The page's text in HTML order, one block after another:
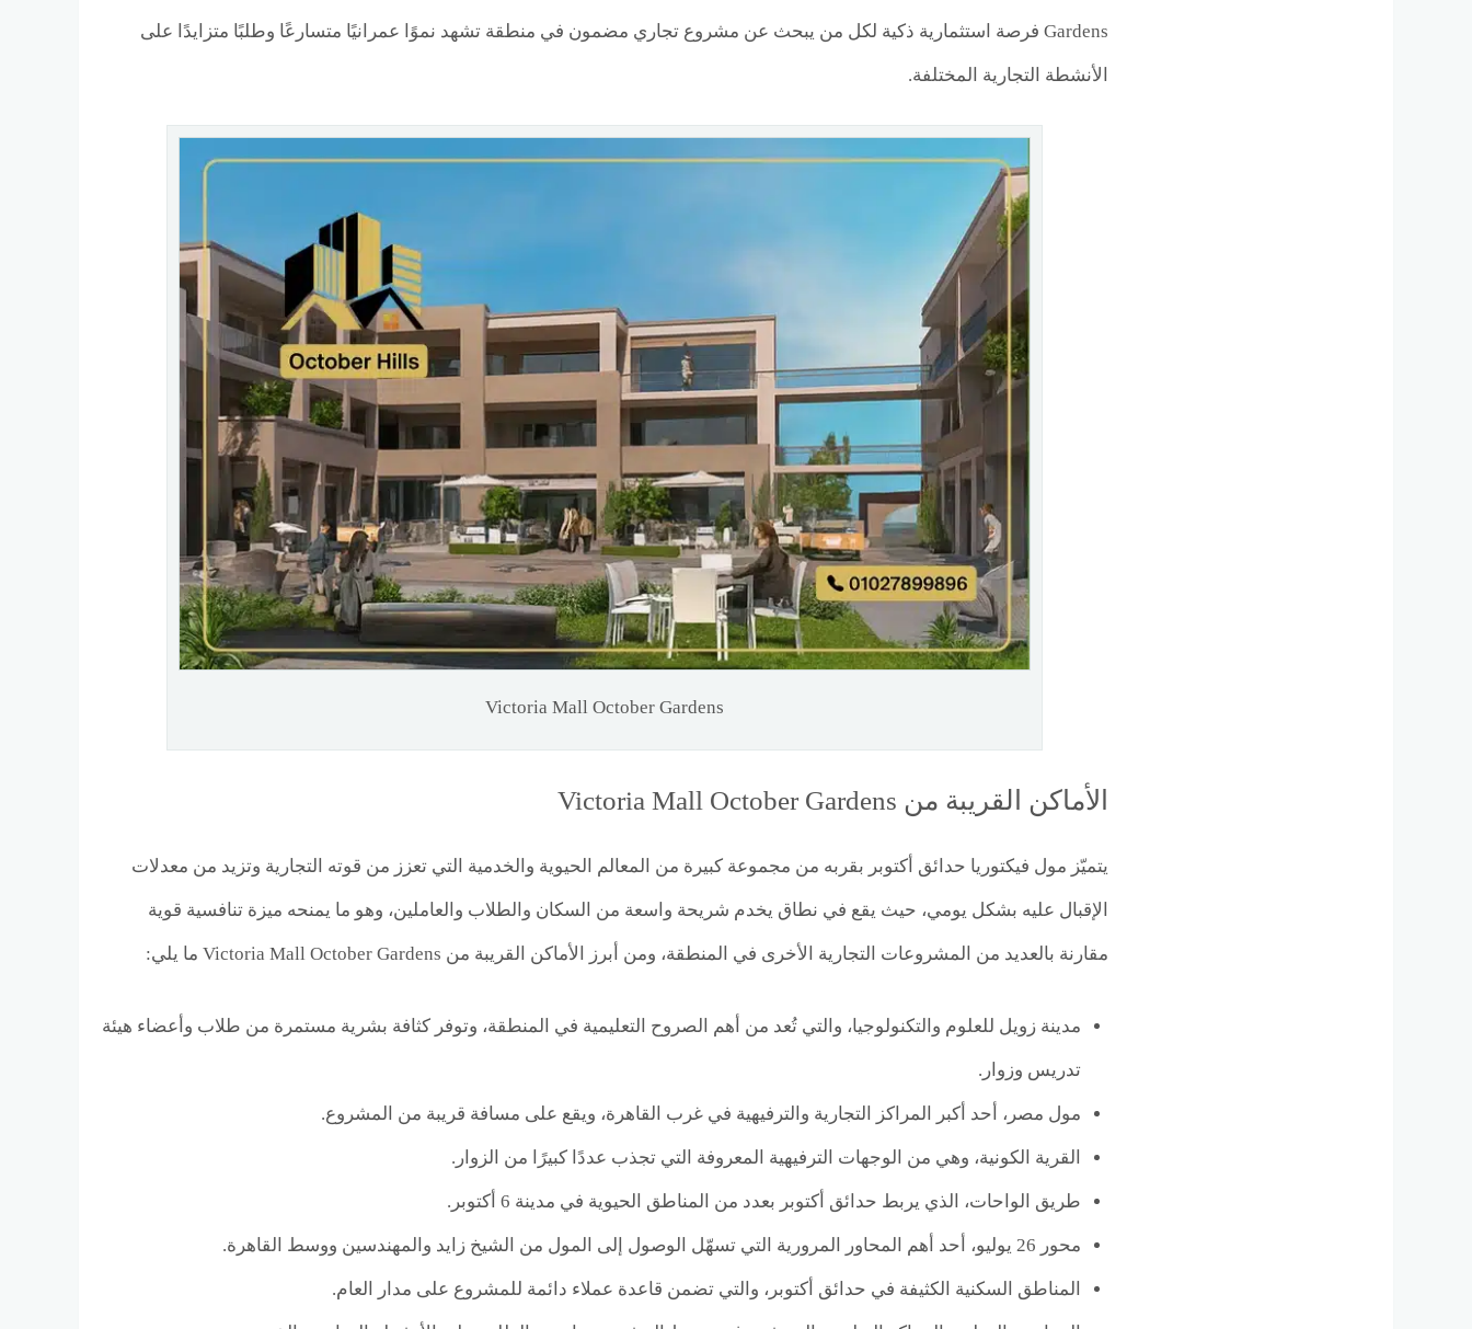
Gardens فرصة استثمارية ذكية لكل من يبحث عن مشروع تجاري مضمون في منطقة تشهد نموًا عمرانيًا متسارعًا وطلبًا متزايدًا على
الأنشطة التجارية المختلفة.
Victoria Mall October Gardens
الأماكن القريبة من Victoria Mall October Gardens
يتميّز مول فيكتوريا حدائق أكتوبر بقربه من مجموعة كبيرة من المعالم الحيوية والخدمية التي تعزز من قوته التجارية وتزيد من معدلات
الإقبال عليه بشكل يومي، حيث يقع في نطاق يخدم شريحة واسعة من السكان والطلاب والعاملين، وهو ما يمنحه ميزة تنافسية قوية
مقارنة بالعديد من المشروعات التجارية الأخرى في المنطقة، ومن أبرز الأماكن القريبة من Victoria Mall October Gardens ما يلي:
مدينة زويل للعلوم والتكنولوجيا، والتي تُعد من أهم الصروح التعليمية في المنطقة، وتوفر كثافة بشرية مستمرة من طلاب وأعضاء هيئة
تدريس وزوار.
مول مصر، أحد أكبر المراكز التجارية والترفيهية في غرب القاهرة، ويقع على مسافة قريبة من المشروع.
القرية الكونية، وهي من الوجهات الترفيهية المعروفة التي تجذب عددًا كبيرًا من الزوار.
طريق الواحات، الذي يربط حدائق أكتوبر بعدد من المناطق الحيوية في مدينة 6 أكتوبر.
محور 26 يوليو، أحد أهم المحاور المرورية التي تسهّل الوصول إلى المول من الشيخ زايد والمهندسين ووسط القاهرة.
المناطق السكنية الكثيفة في حدائق أكتوبر، والتي تضمن قاعدة عملاء دائمة للمشروع على مدار العام.